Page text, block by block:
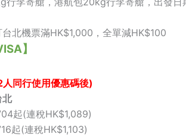
台北機票滿HK$1,000，全單減HK$100
】
同行使用優惠碼後)
北
起(連稅HK$1,089)
起(連稅HK$1,103)